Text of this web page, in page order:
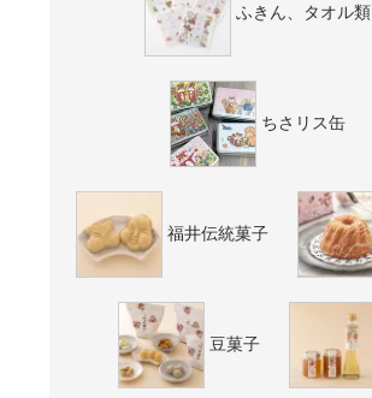
ふきん、タオル類
ちさリス缶
福井伝統菓子
豆菓子